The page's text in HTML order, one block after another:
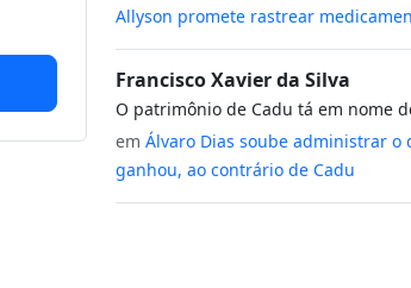
Allyson promete rastrear
Francisco Xavier da Silva
O patrimônio de Cadu tá em nome
em Álvaro Dias soube administrar o
ganhou, ao contrário de Cadu